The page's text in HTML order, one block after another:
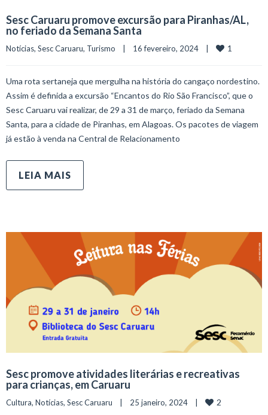
Sesc Caruaru promove excursão para Piranhas/AL,
no feriado da Semana Santa
Notícias, Sesc Caruaru, Turismo
    |    16 fevereiro, 2024    |
1
Uma rota sertaneja que mergulha na história do cangaço nordestino.
Assim é definida a excursão “Encantos do Rio São Francisco”, que o
Sesc Caruaru vai realizar, de 29 a 31 de março, feriado da Semana
Santa, para a cidade de Piranhas, em Alagoas. Os pacotes de viagem
já estão à venda na Central de Relacionamento
LEIA MAIS
Sesc promove atividades literárias e recreativas
para crianças, em Caruaru
Cultura, Notícias, Sesc Caruaru
    |    25 janeiro, 2024    |
2